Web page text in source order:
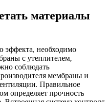
материалы
эффекта, необходимо
с утеплителем,
соблюдать
мембраны и
Правильное
определяет прочность